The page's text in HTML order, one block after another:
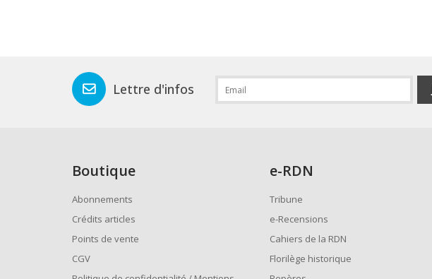
Lettre d'infos
Boutique
Abonnements
Crédits articles
Points de vente
CGV
e-RDN
Tribune
e-Recensions
Cahiers de la RDN
Florilège historique